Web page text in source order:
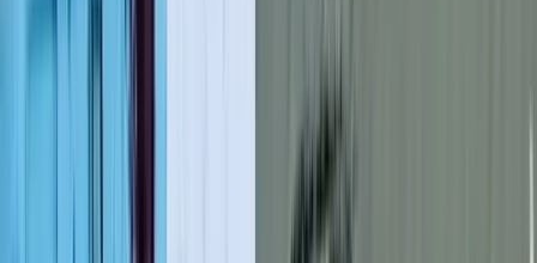
লাল ফিতা কেটে বাঁশের সাঁকো
উদ্বোধন!, উদ্বোধক শীর্ষস্থানীয়
বিএনপি নেতাকে নিয়ে উপহাস